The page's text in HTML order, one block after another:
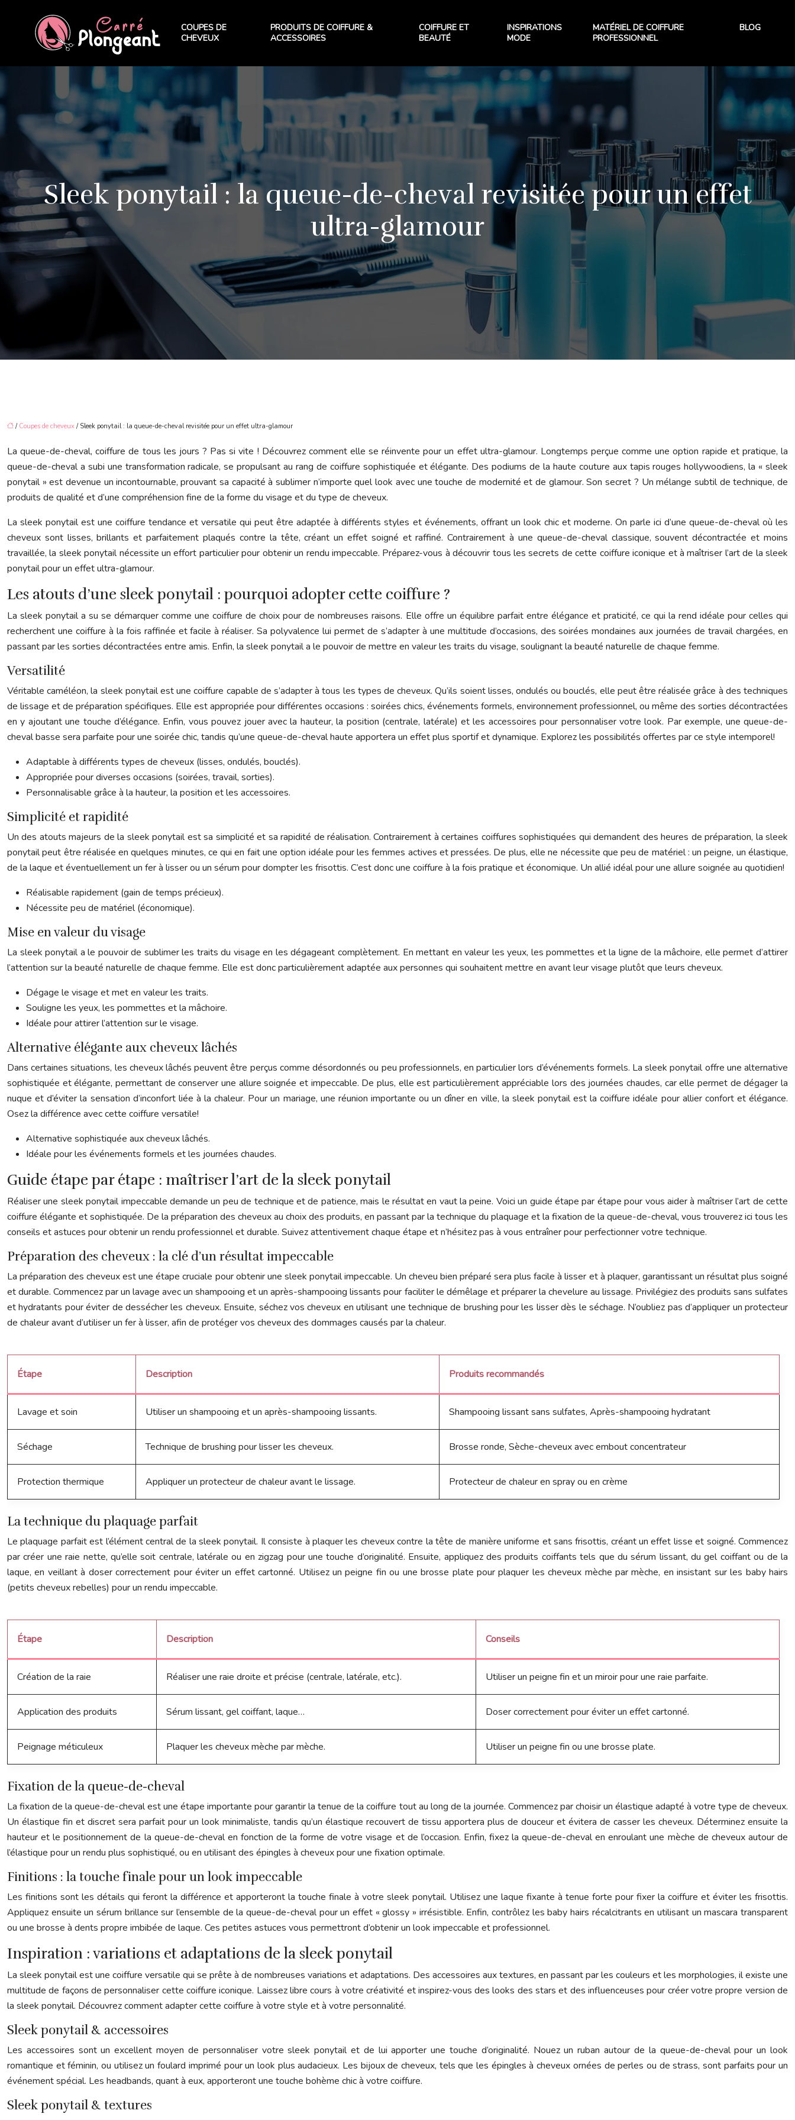
COUPES DE
CHEVEUX
PRODUITS DE COIFFURE &
ACCESSOIRES
COIFFURE ET
BEAUTÉ
INSPIRATIONS
MODE
MATÉRIEL DE COIFFURE
PROFESSIONNEL
BLOG
Sleek ponytail : la queue-de-cheval revisitée pour un effet
ultra-glamour
/ Coupes de cheveux / Sleek ponytail : la queue-de-cheval revisitée pour un effet ultra-glamour
La queue-de-cheval, coiffure de tous les jours ? Pas si vite ! Découvrez comment elle se réinvente pour un effet ultra-glamour. Longtemps perçue comme une option rapide et pratique, la
queue-de-cheval a subi une transformation radicale, se propulsant au rang de coiffure sophistiquée et élégante. Des podiums de la haute couture aux tapis rouges hollywoodiens, la « sleek
ponytail » est devenue un incontournable, prouvant sa capacité à sublimer n’importe quel look avec une touche de modernité et de glamour. Son secret ? Un mélange subtil de technique, de
produits de qualité et d’une compréhension fine de la forme du visage et du type de cheveux.
La sleek ponytail est une coiffure tendance et versatile qui peut être adaptée à différents styles et événements, offrant un look chic et moderne. On parle ici d’une queue-de-cheval où les
cheveux sont lisses, brillants et parfaitement plaqués contre la tête, créant un effet soigné et raffiné. Contrairement à une queue-de-cheval classique, souvent décontractée et moins
travaillée, la sleek ponytail nécessite un effort particulier pour obtenir un rendu impeccable. Préparez-vous à découvrir tous les secrets de cette coiffure iconique et à maîtriser l’art de la sleek
ponytail pour un effet ultra-glamour.
Les atouts d’une sleek ponytail : pourquoi adopter cette coiffure ?
La sleek ponytail a su se démarquer comme une coiffure de choix pour de nombreuses raisons. Elle offre un équilibre parfait entre élégance et praticité, ce qui la rend idéale pour celles qui
recherchent une coiffure à la fois raffinée et facile à réaliser. Sa polyvalence lui permet de s’adapter à une multitude d’occasions, des soirées mondaines aux journées de travail chargées, en
passant par les sorties décontractées entre amis. Enfin, la sleek ponytail a le pouvoir de mettre en valeur les traits du visage, soulignant la beauté naturelle de chaque femme.
Versatilité
Véritable caméléon, la sleek ponytail est une coiffure capable de s’adapter à tous les types de cheveux. Qu’ils soient lisses, ondulés ou bouclés, elle peut être réalisée grâce à des techniques
de lissage et de préparation spécifiques. Elle est appropriée pour différentes occasions : soirées chics, événements formels, environnement professionnel, ou même des sorties décontractées
en y ajoutant une touche d’élégance. Enfin, vous pouvez jouer avec la hauteur, la position (centrale, latérale) et les accessoires pour personnaliser votre look. Par exemple, une queue-de-
cheval basse sera parfaite pour une soirée chic, tandis qu’une queue-de-cheval haute apportera un effet plus sportif et dynamique. Explorez les possibilités offertes par ce style intemporel!
Adaptable à différents types de cheveux (lisses, ondulés, bouclés).
Appropriée pour diverses occasions (soirées, travail, sorties).
Personnalisable grâce à la hauteur, la position et les accessoires.
Simplicité et rapidité
Un des atouts majeurs de la sleek ponytail est sa simplicité et sa rapidité de réalisation. Contrairement à certaines coiffures sophistiquées qui demandent des heures de préparation, la sleek
ponytail peut être réalisée en quelques minutes, ce qui en fait une option idéale pour les femmes actives et pressées. De plus, elle ne nécessite que peu de matériel : un peigne, un élastique,
de la laque et éventuellement un fer à lisser ou un sérum pour dompter les frisottis. C’est donc une coiffure à la fois pratique et économique. Un allié idéal pour une allure soignée au quotidien!
Réalisable rapidement (gain de temps précieux).
Nécessite peu de matériel (économique).
Mise en valeur du visage
La sleek ponytail a le pouvoir de sublimer les traits du visage en les dégageant complètement. En mettant en valeur les yeux, les pommettes et la ligne de la mâchoire, elle permet d’attirer
l’attention sur la beauté naturelle de chaque femme. Elle est donc particulièrement adaptée aux personnes qui souhaitent mettre en avant leur visage plutôt que leurs cheveux.
Dégage le visage et met en valeur les traits.
Souligne les yeux, les pommettes et la mâchoire.
Idéale pour attirer l’attention sur le visage.
Alternative élégante aux cheveux lâchés
Dans certaines situations, les cheveux lâchés peuvent être perçus comme désordonnés ou peu professionnels, en particulier lors d’événements formels. La sleek ponytail offre une alternative
sophistiquée et élégante, permettant de conserver une allure soignée et impeccable. De plus, elle est particulièrement appréciable lors des journées chaudes, car elle permet de dégager la
nuque et d’éviter la sensation d’inconfort liée à la chaleur. Pour un mariage, une réunion importante ou un dîner en ville, la sleek ponytail est la coiffure idéale pour allier confort et élégance.
Osez la différence avec cette coiffure versatile!
Alternative sophistiquée aux cheveux lâchés.
Idéale pour les événements formels et les journées chaudes.
Guide étape par étape : maîtriser l’art de la sleek ponytail
Réaliser une sleek ponytail impeccable demande un peu de technique et de patience, mais le résultat en vaut la peine. Voici un guide étape par étape pour vous aider à maîtriser l’art de cette
coiffure élégante et sophistiquée. De la préparation des cheveux au choix des produits, en passant par la technique du plaquage et la fixation de la queue-de-cheval, vous trouverez ici tous les
conseils et astuces pour obtenir un rendu professionnel et durable. Suivez attentivement chaque étape et n’hésitez pas à vous entraîner pour perfectionner votre technique.
Préparation des cheveux : la clé d’un résultat impeccable
La préparation des cheveux est une étape cruciale pour obtenir une sleek ponytail impeccable. Un cheveu bien préparé sera plus facile à lisser et à plaquer, garantissant un résultat plus soigné
et durable. Commencez par un lavage avec un shampooing et un après-shampooing lissants pour faciliter le démêlage et préparer la chevelure au lissage. Privilégiez des produits sans sulfates
et hydratants pour éviter de dessécher les cheveux. Ensuite, séchez vos cheveux en utilisant une technique de brushing pour les lisser dès le séchage. N’oubliez pas d’appliquer un protecteur
de chaleur avant d’utiliser un fer à lisser, afin de protéger vos cheveux des dommages causés par la chaleur.
Étape Description Produits recommandés
Lavage et soin Utiliser un shampooing et un après-shampooing lissants. Shampooing lissant sans sulfates, Après-shampooing hydratant
Séchage Technique de brushing pour lisser les cheveux. Brosse ronde, Sèche-cheveux avec embout concentrateur
Protection thermique Appliquer un protecteur de chaleur avant le lissage. Protecteur de chaleur en spray ou en crème
La technique du plaquage parfait
Le plaquage parfait est l’élément central de la sleek ponytail. Il consiste à plaquer les cheveux contre la tête de manière uniforme et sans frisottis, créant un effet lisse et soigné. Commencez
par créer une raie nette, qu’elle soit centrale, latérale ou en zigzag pour une touche d’originalité. Ensuite, appliquez des produits coiffants tels que du sérum lissant, du gel coiffant ou de la
laque, en veillant à doser correctement pour éviter un effet cartonné. Utilisez un peigne fin ou une brosse plate pour plaquer les cheveux mèche par mèche, en insistant sur les baby hairs
(petits cheveux rebelles) pour un rendu impeccable.
Étape Description Conseils
Création de la raie Réaliser une raie droite et précise (centrale, latérale, etc.). Utiliser un peigne fin et un miroir pour une raie parfaite.
Application des produits Sérum lissant, gel coiffant, laque… Doser correctement pour éviter un effet cartonné.
Peignage méticuleux Plaquer les cheveux mèche par mèche. Utiliser un peigne fin ou une brosse plate.
Fixation de la queue-de-cheval
La fixation de la queue-de-cheval est une étape importante pour garantir la tenue de la coiffure tout au long de la journée. Commencez par choisir un élastique adapté à votre type de cheveux.
Un élastique fin et discret sera parfait pour un look minimaliste, tandis qu’un élastique recouvert de tissu apportera plus de douceur et évitera de casser les cheveux. Déterminez ensuite la
hauteur et le positionnement de la queue-de-cheval en fonction de la forme de votre visage et de l’occasion. Enfin, fixez la queue-de-cheval en enroulant une mèche de cheveux autour de
l’élastique pour un rendu plus sophistiqué, ou en utilisant des épingles à cheveux pour une fixation optimale.
Finitions : la touche finale pour un look impeccable
Les finitions sont les détails qui feront la différence et apporteront la touche finale à votre sleek ponytail. Utilisez une laque fixante à tenue forte pour fixer la coiffure et éviter les frisottis.
Appliquez ensuite un sérum brillance sur l’ensemble de la queue-de-cheval pour un effet « glossy » irrésistible. Enfin, contrôlez les baby hairs récalcitrants en utilisant un mascara transparent
ou une brosse à dents propre imbibée de laque. Ces petites astuces vous permettront d’obtenir un look impeccable et professionnel.
Inspiration : variations et adaptations de la sleek ponytail
La sleek ponytail est une coiffure versatile qui se prête à de nombreuses variations et adaptations. Des accessoires aux textures, en passant par les couleurs et les morphologies, il existe une
multitude de façons de personnaliser cette coiffure iconique. Laissez libre cours à votre créativité et inspirez-vous des looks des stars et des influenceuses pour créer votre propre version de
la sleek ponytail. Découvrez comment adapter cette coiffure à votre style et à votre personnalité.
Sleek ponytail & accessoires
Les accessoires sont un excellent moyen de personnaliser votre sleek ponytail et de lui apporter une touche d’originalité. Nouez un ruban autour de la queue-de-cheval pour un look
romantique et féminin, ou utilisez un foulard imprimé pour un look plus audacieux. Les bijoux de cheveux, tels que les épingles à cheveux ornées de perles ou de strass, sont parfaits pour un
événement spécial. Les headbands, quant à eux, apporteront une touche bohème chic à votre coiffure.
Sleek ponytail & textures